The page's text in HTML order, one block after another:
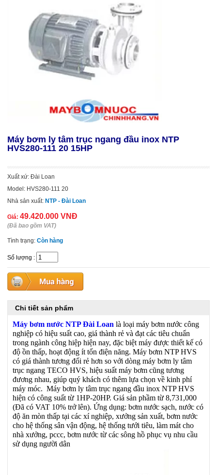
Máy bơm ly tâm trục ngang đầu inox NTP
HVS280-111 20 15HP
Xuất xứ: Đài Loan
Model: HVS280-111 20
Nhà sản xuất: NTP - Đài Loan
Giá: 49.420.000 VNĐ
(Đã bao gồm VAT)
Tình trạng: Còn hàng
Số lượng :
Chi tiết sản phẩm
Máy bơm nước NTP Đài Loan là loại máy bơm nước công
nghiệp có hiệu suất cao, giá thành rẻ và đạt các tiêu chuẩn
trong ngành công hiệp hiện nay, đặc biệt máy được thiết kế có
độ ồn thấp, hoạt động ít tốn điện năng. Máy bơm NTP HVS
có giá thành tương đối rẻ hơn so với dòng máy bơm ly tâm
trục ngang TECO HVS, hiệu suất máy bơm cũng tương
đương nhau, giúp quý khách có thêm lựa chọn về kinh phí
máy móc. Máy bơm ly tâm trục ngang đầu inox NTP HVS
hiện có công suất từ 1HP-20HP. Giá sản phầm từ 8,731,000
(Đã có VAT 10% trở lên). Ứng dụng: bơm nước sạch, nước có
độ ăn mòn thấp tại các xí nghiệp, xưởng sản xuất, bơm nước
cho hệ thống sân vận động, hệ thống tưới tiêu, làm mát cho
nhà xưởng, pccc, bơm nước từ các sông hồ phục vụ nhu cầu
sử dụng người dân